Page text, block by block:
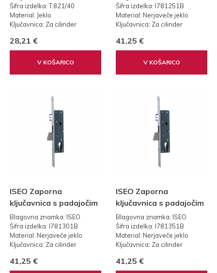
Šifra izdelka: T.821/40
Material: Jeklo
Ključavnica: Za cilinder
28,21 €
V KOŠARICO
Šifra izdelka: I781251B
Material: Nerjaveče jeklo
Ključavnica: Za cilinder
Standard: 85
41,25 €
V KOŠARICO
ISEO Zaporna
ključavnica s padajočim
zaklepom - 30mm
Blagovna znamka: ISEO
Šifra izdelka: I781301B
Material: Nerjaveče jeklo
Ključavnica: Za cilinder
Standard: 85
41,25 €
ISEO Zaporna
ključavnica s padajočim
zaklepom - 35mm
Blagovna znamka: ISEO
Šifra izdelka: I781351B
Material: Nerjaveče jeklo
Ključavnica: Za cilinder
Standard: 85
41,25 €